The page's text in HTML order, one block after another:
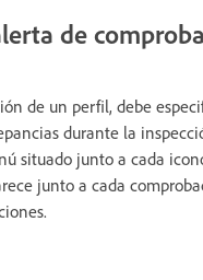
de
de un perfil, debe
durante la
situado junto a cada
junto a cada